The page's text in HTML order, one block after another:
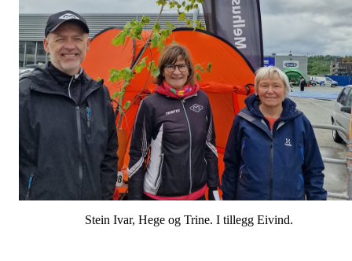
Stein Ivar, Hege og Trine. I tillegg Eivind.